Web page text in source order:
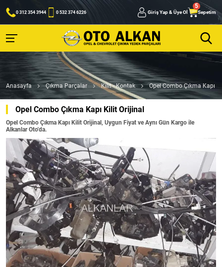
0 312 354 3944 0 532 374 6226 Giriş Yap & Üye Ol Sepetim
Anasayfa Çıkma Parçalar Kilit - Kontak Opel Combo Çıkma Kapı
Opel Combo Çıkma Kapı Kilit Orijinal
Opel Combo Çıkma Kapı Kilit Orijinal, Uygun Fiyat ve Aynı Gün Kargo ile
Alkanlar Oto'da.